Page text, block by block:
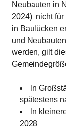
Neubauten in
2024), nicht
in Baulücken
und
werden, gilt
In
spätestens
In
2028